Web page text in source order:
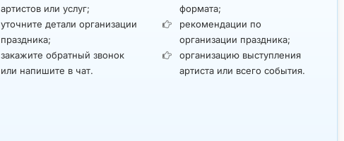
артистов или услуг;
уточните детали организации
праздника;
закажите обратный звонок
или напишите в чат.
формата;
рекомендации по
организации праздника;
организацию выступления
артиста или всего события.